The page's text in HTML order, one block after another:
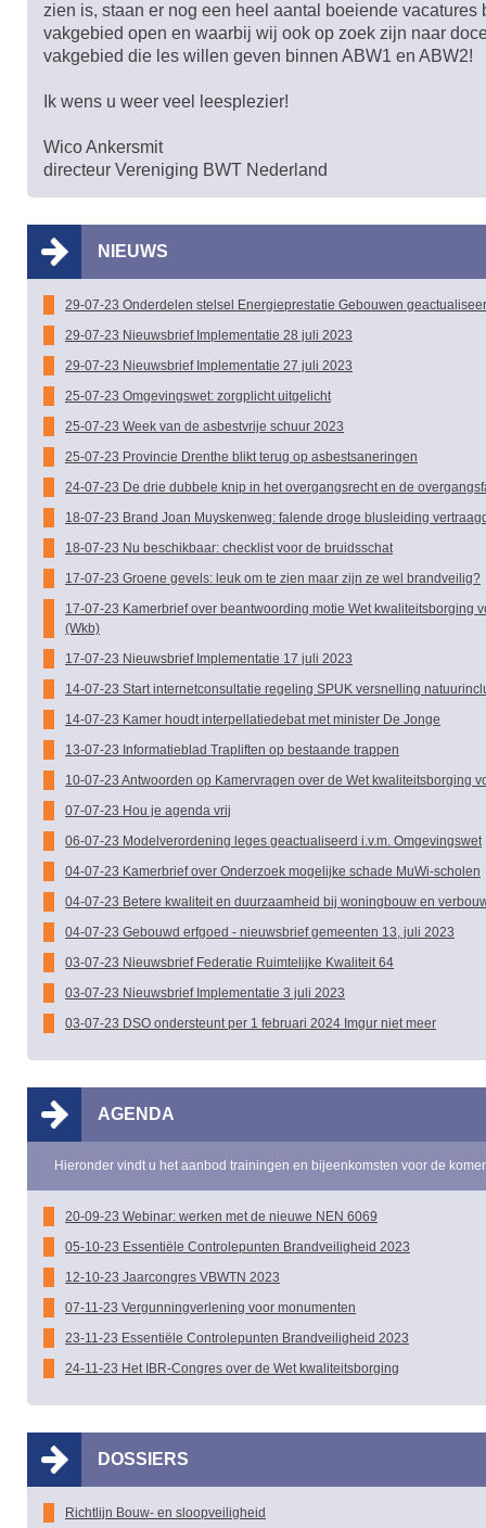
zien is, staan er nog een heel aantal boeiende vacatures
vakgebied open en waarbij wij ook op zoek zijn naar
vakgebied die les willen geven binnen ABW1 en ABW2!
Ik wens u weer veel leesplezier!
Wico Ankersmit
directeur Vereniging BWT Nederland
NIEUWS
29-07-23 Onderdelen stelsel Energieprestatie Gebouwen
29-07-23 Nieuwsbrief Implementatie 28 juli 2023
29-07-23 Nieuwsbrief Implementatie 27 juli 2023
25-07-23 Omgevingswet: zorgplicht uitgelicht
25-07-23 Week van de asbestvrije schuur 2023
25-07-23 Provincie Drenthe blikt terug op asbestsaneringen
24-07-23 De drie dubbele knip in het overgangsrecht en de
18-07-23 Brand Joan Muyskenweg: falende droge blusleiding
18-07-23 Nu beschikbaar: checklist voor de bruidsschat
17-07-23 Groene gevels: leuk om te zien maar zijn ze wel brandveilig?
17-07-23 Kamerbrief over beantwoording motie Wet kwaliteitsborging
(Wkb)
17-07-23 Nieuwsbrief Implementatie 17 juli 2023
14-07-23 Start internetconsultatie regeling SPUK versnelling
14-07-23 Kamer houdt interpellatiedebat met minister De Jonge
13-07-23 Informatieblad Trapliften op bestaande trappen
10-07-23 Antwoorden op Kamervragen over de Wet kwaliteitsborging
07-07-23 Hou je agenda vrij
06-07-23 Modelverordening leges geactualiseerd i.v.m. Omgevingswet
04-07-23 Kamerbrief over Onderzoek mogelijke schade MuWi-scholen
04-07-23 Betere kwaliteit en duurzaamheid bij woningbouw en
04-07-23 Gebouwd erfgoed - nieuwsbrief gemeenten 13, juli 2023
03-07-23 Nieuwsbrief Federatie Ruimtelijke Kwaliteit 64
03-07-23 Nieuwsbrief Implementatie 3 juli 2023
03-07-23 DSO ondersteunt per 1 februari 2024 Imgur niet meer
AGENDA
Hieronder vindt u het aanbod trainingen en bijeenkomsten voor de
20-09-23 Webinar: werken met de nieuwe NEN 6069
05-10-23 Essentiële Controlepunten Brandveiligheid 2023
12-10-23 Jaarcongres VBWTN 2023
07-11-23 Vergunningverlening voor monumenten
23-11-23 Essentiële Controlepunten Brandveiligheid 2023
24-11-23 Het IBR-Congres over de Wet kwaliteitsborging
DOSSIERS
Richtlijn Bouw- en sloopveiligheid